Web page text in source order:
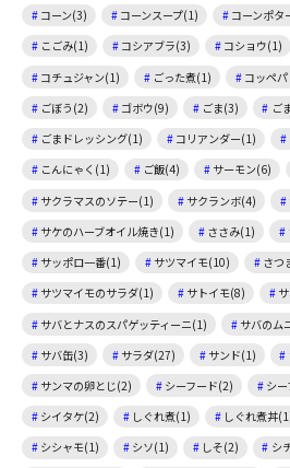
コーン(3)
コーンスープ(1) コーンポタ
こごみ(1)
コシアブラ(3) コショウ(1)
コチュジャン(1)
ごった煮(1) コッペ
ごぼう(2)
ゴボウ(9) ごま(3)
ご
ごまドレッシング(1)
コリアンダー(1)
こんにゃく(1)
ご飯(4) サーモン(6)
サクラマスのソテー(1)
サクランボ(4)
サケのハーブオイル焼き(1)
ささみ(1)
サッポロ一番(1)
サツマイモ(10)
さつ
サツマイモのサラダ(1)
サトイモ(8)
サバとナスのスパゲッティーニ(1)
サバのム
サバ缶(3)
サラダ(27) サンド(1)
サンマの卵とじ(2)
シーフード(2)
シ
シイタケ(2)
しぐれ煮(1) しぐれ煮丼
シシャモ(1)
シソ(1) しそ(2) シ